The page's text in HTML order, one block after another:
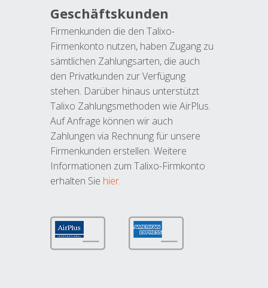
Geschäftskunden
Firmenkunden die den Talixo-
Firmenkonto nutzen, haben Zugang zu
sämtlichen Zahlungsarten, die auch
den Privatkunden zur Verfügung
stehen. Darüber hinaus unterstützt
Talixo Zahlungsmethoden wie AirPlus.
Auf Anfrage können wir auch
Zahlungen via Rechnung für unsere
Firmenkunden erstellen. Weitere
Informationen zum Talixo-Firmkonto
erhalten Sie hier.